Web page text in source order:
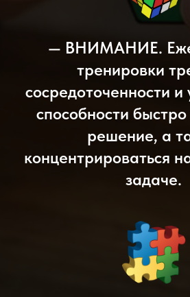
— ВНИМАНИЕ.
тренировки
сосредоточенности и
способности
решение, а
концентрироваться
задаче.